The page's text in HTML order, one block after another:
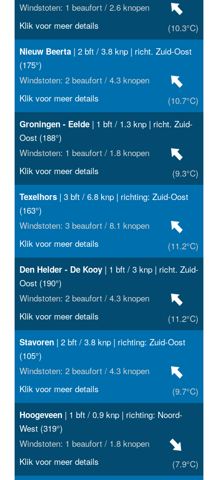
Windstoten: 1 beaufort / 2.6 knopen
(10.3°C)
Klik voor meer details
Nieuw Beerta | 2 bft / 3.8 knp | richt. Zuid-Oost
(175°)
Windstoten: 2 beaufort / 4.3 knopen
(10.7°C)
Klik voor meer details
Groningen - Eelde | 1 bft / 1.3 knp | richt. Zuid-
Oost (188°)
Windstoten: 1 beaufort / 1.8 knopen
(9.3°C)
Klik voor meer details
Texelhors | 3 bft / 6.8 knp | richting: Zuid-Oost
(163°)
Windstoten: 3 beaufort / 8.1 knopen
(11.2°C)
Klik voor meer details
Den Helder - De Kooy | 1 bft / 3 knp | richt. Zuid-
Oost (190°)
Windstoten: 2 beaufort / 4.3 knopen
(11.2°C)
Klik voor meer details
Stavoren | 2 bft / 3.8 knp | richting: Zuid-Oost
(105°)
Windstoten: 2 beaufort / 4.3 knopen
(9.7°C)
Klik voor meer details
Hoogeveen | 1 bft / 0.9 knp | richting: Noord-
West (319°)
Windstoten: 1 beaufort / 1.8 knopen
(7.9°C)
Klik voor meer details